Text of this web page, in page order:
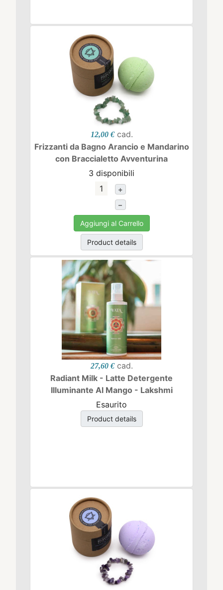
12,00 € cad.
Frizzanti da Bagno Arancio e Mandarino
con Braccialetto Avventurina
3 disponibili
+
–
Aggiungi al Carrello
Product details
27,60 € cad.
Radiant Milk - Latte Detergente
Illuminante Al Mango - Lakshmi
Esaurito
Product details